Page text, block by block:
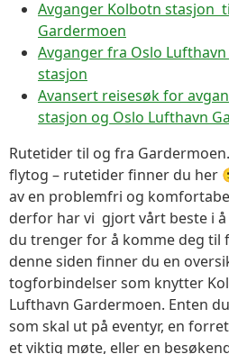
Avganger Kolbotn stasjon
Gardermoen
Avganger fra Oslo
stasjon
Avansert reisesøk for
stasjon og Oslo Lufthavn
Rutetider til og fra
flytog – rutetider finner du her
av en problemfri og
derfor har vi gjort vårt beste i
du trenger for å komme deg til
denne siden finner du en
togforbindelser som knytter
Lufthavn Gardermoen. Enten
som skal ut på eventyr, en
et viktig møte, eller en